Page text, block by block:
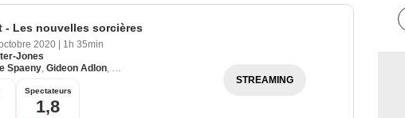
- Les nouvelles sorcières
2020
1h 35min
Jones
Spaeny, Gideon Adlon, Lovie Simone
Spectateurs
1,8
STREAMING